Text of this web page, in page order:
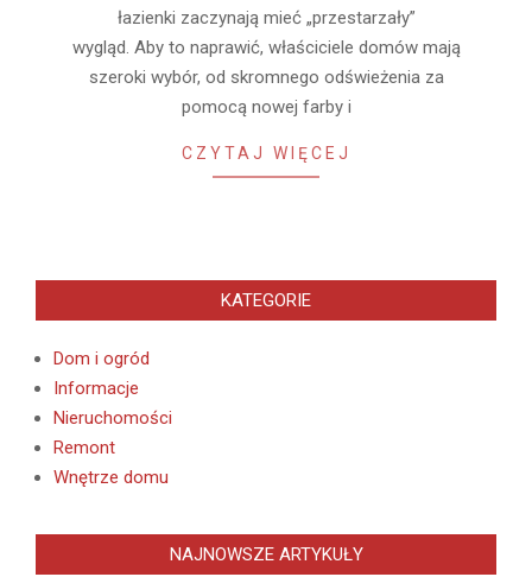
łazienki zaczynają mieć „przestarzały”
wygląd. Aby to naprawić, właściciele domów mają
szeroki wybór, od skromnego odświeżenia za
pomocą nowej farby i
CZYTAJ WIĘCEJ
KATEGORIE
Dom i ogród
Informacje
Nieruchomości
Remont
Wnętrze domu
NAJNOWSZE ARTYKUŁY